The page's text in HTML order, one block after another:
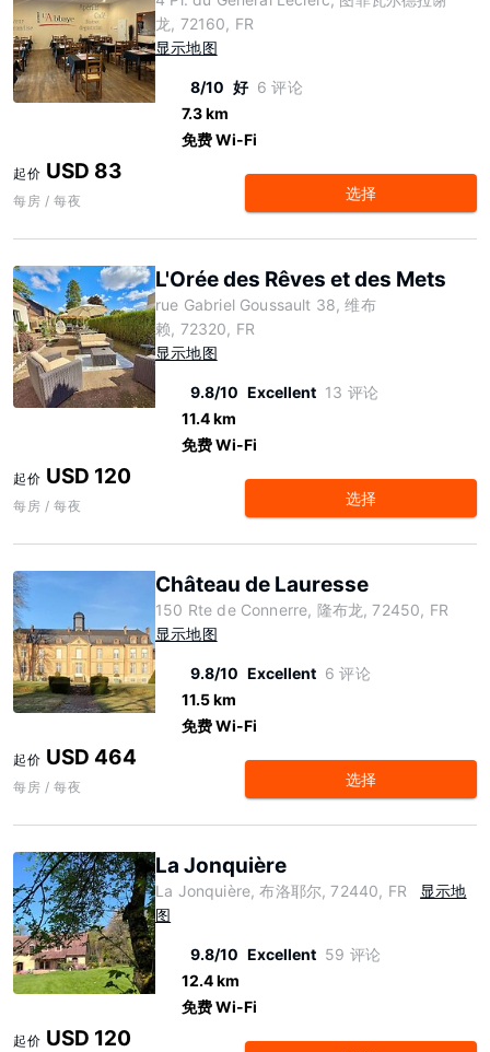
龙, 72160, FR
显示地图
8/10 好 6 评论
7.3 km
免费 Wi-Fi
起价 USD 83
每房 / 每夜 选择
L'Orée des Rêves et des Mets
rue Gabriel Goussault 38, 维布
赖, 72320, FR
显示地图
9.8/10 Excellent 13 评论
11.4 km
免费 Wi-Fi
起价 USD 120
每房 / 每夜 选择
Château de Lauresse
150 Rte de Connerre, 隆布龙, 72450, FR
显示地图
9.8/10 Excellent 6 评论
11.5 km
免费 Wi-Fi
起价 USD 464
每房 / 每夜 选择
La Jonquière
La Jonquière, 布洛耶尔, 72440, FR
显示地
图
9.8/10 Excellent 59 评论
12.4 km
免费 Wi-Fi
起价 USD 120